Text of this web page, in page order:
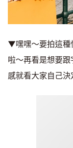
▼嘿嘿～要拍這種
啦～再看是想要
感就看大家自己決